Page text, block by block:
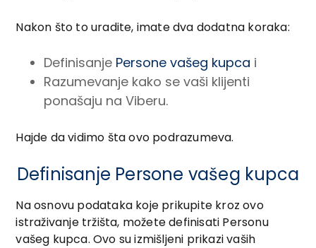
Nakon što to uradite, imate dva dodatna koraka:
Definisanje Persone vašeg kupca i
Razumevanje kako se vaši klijenti
ponašaju na Viberu.
Hajde da vidimo šta ovo podrazumeva.
Definisanje Persone vašeg kupca
Na osnovu podataka koje prikupite kroz ovo
istraživanje tržišta, možete definisati Personu
vašeg kupca. Ovo su izmišljeni prikazi vaših